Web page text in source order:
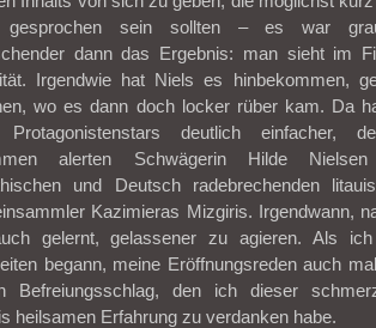
gesprochen sein sollten – es war
dann das Ergebnis: man sieht im
Irgendwie hat Niels es hinbekommen,
wo es dann doch locker rüber kam. Da
Protagonistenstars deutlich einfacher,
alerten Schwägerin Hilde
und Deutsch radebrechenden
Kazimieras Mizgiris. Irgendwann,
gelernt, gelassener zu agieren. Als
begann, meine Eröffnungsreden auch
Befreiungsschlag, den ich dieser
heilsamen Erfahrung zu verdanken habe.